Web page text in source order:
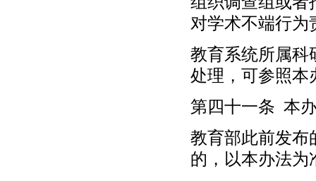
对学术不端行为
教育系统所属科
处理，可参照本
第四十一条 本
教育部此前发布
的，以本办法为